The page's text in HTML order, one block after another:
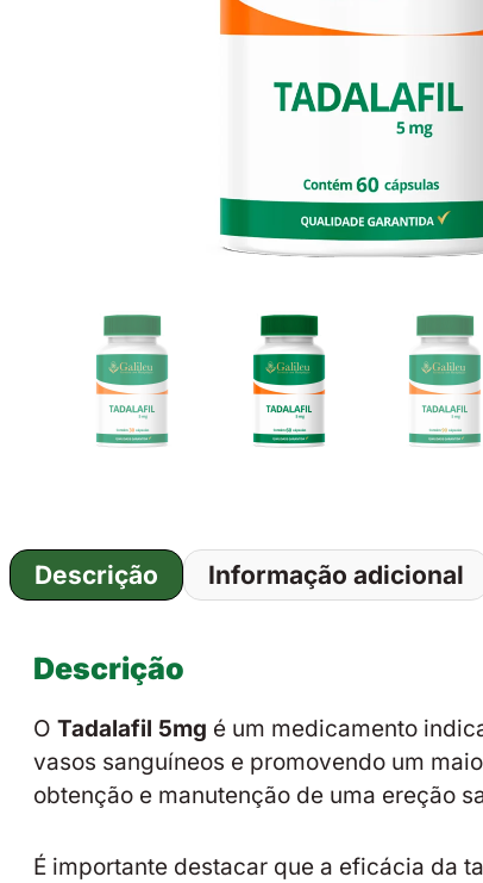
Descrição Informação adicional
Descrição
O Tadalafil 5mg é um medicamento
vasos sanguíneos e promovendo um
obtenção e manutenção de uma ereção
É importante destacar que a eficácia da